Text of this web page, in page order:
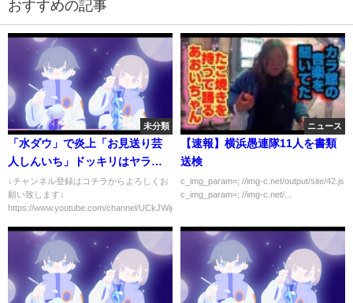
おすすめの記事
未分類
「水ダウ」で炎上「お見送り芸
人しんいち」ドッキリはヤラセ
だった⁉本性暴かれ配信でブチギ
レ⁉
↓チャンネル登録はコチラからよろしくお
願い致します↓
https://www.youtube.com/channel/UCkJWijqCMA...
ニュース
【速報】横浜愚連隊11人を書類
送検
c_img_param=; //img-c.net/output/site/42.js
c_img_param=; //img-c.net/...